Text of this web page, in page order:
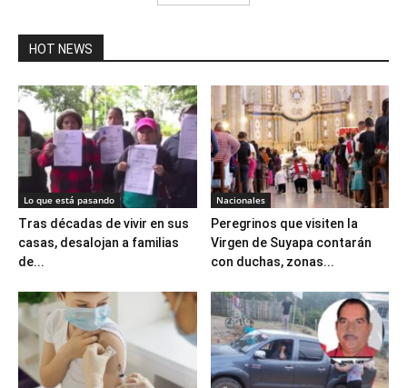
HOT NEWS
Lo que está pasando
Tras décadas de vivir en sus
casas, desalojan a familias
de...
Nacionales
Peregrinos que visiten la
Virgen de Suyapa contarán
con duchas, zonas...